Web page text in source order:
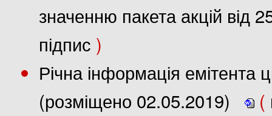
значенню пакета акцій
підпис )
Річна інформація емітента
(розміщено 02.05.2019)
(